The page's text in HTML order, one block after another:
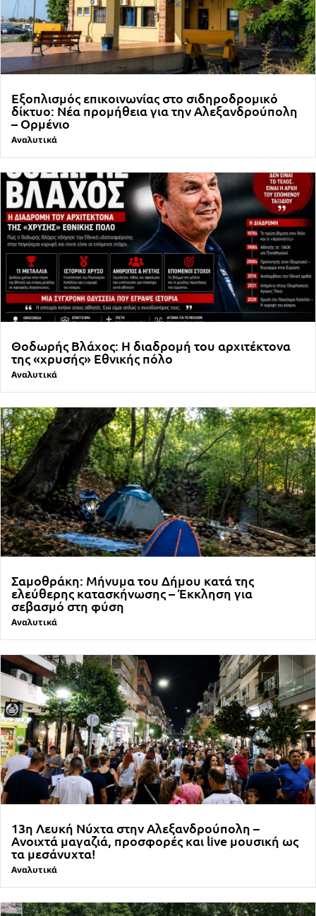
Εξοπλισμός επικοινωνίας στο σιδηροδρομικό
δίκτυο: Νέα προμήθεια για την Αλεξανδρούπολη
– Ορμένιο
Αναλυτικά
Θοδωρής Βλάχος: Η διαδρομή του αρχιτέκτονα
της «χρυσής» Εθνικής πόλο
Αναλυτικά
Σαμοθράκη: Μήνυμα του Δήμου κατά της
ελεύθερης κατασκήνωσης – Έκκληση για
σεβασμό στη φύση
Αναλυτικά
13η Λευκή Νύχτα στην Αλεξανδρούπολη –
Ανοιχτά μαγαζιά, προσφορές και live μουσική ως
τα μεσάνυχτα!
Αναλυτικά